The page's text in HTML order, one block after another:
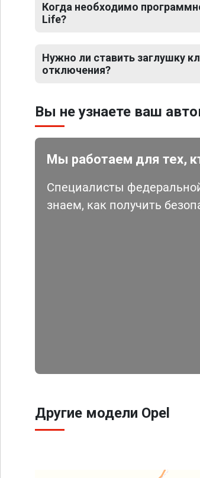
Когда необходимо
Life?
Нужно ли ставить заглушку
отключения?
Вы не узнаете ваш
Мы работаем для тех,
Специалисты
знаем, как получить
Другие модели Opel